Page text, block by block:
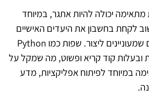
יכולה להיות אתגר, במיוחד
לקחת בחשבון את היעדים האישיים
ואת סוגי הפרויקטים שמעוניינים ליצור. שפות כמו Python
ובעלות קוד קריא ופשוט, מה שמקל על
במיוחד לפיתוח אפליקציות, מדע